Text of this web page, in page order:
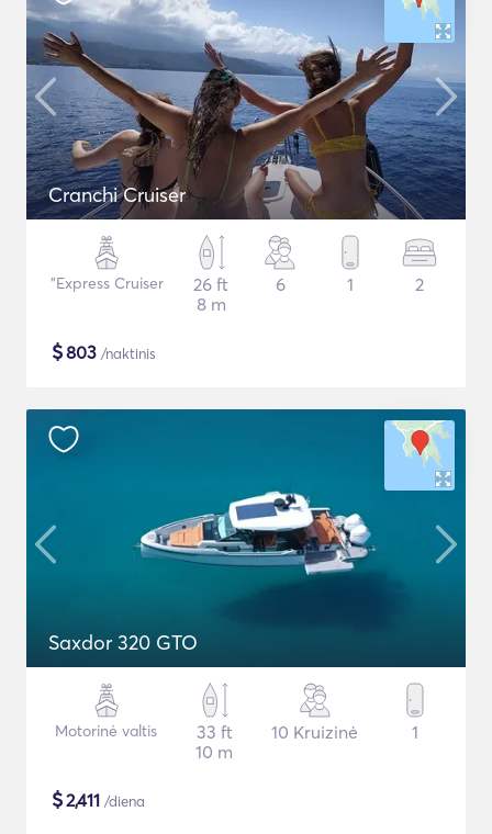
Cranchi Cruiser
"Express Cruiser
26 ft
8 m
6 1 2
$803 /naktinis
Saxdor 320 GTO
Motorinė valtis
33 ft
10 m
10 Kruizinė 1
$2,411 /diena